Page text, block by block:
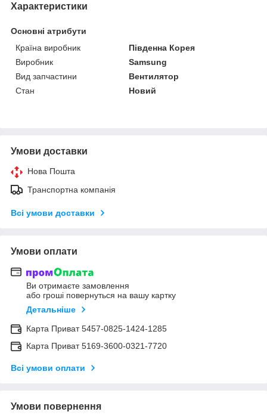
Характеристики
Основні атрибути
Країна виробник
Південна Корея
Виробник
Samsung
Вид запчастини
Вентилятор
Стан
Новий
Умови доставки
Нова Пошта
Транспортна компанія
Всі умови доставки
Умови оплати
Ви отримаєте замовлення
або гроші повернуться на вашу картку
Детальніше
Карта Приват 5457-0825-1424-1285
Карта Приват 5169-3600-0321-7720
Всі умови оплати
Умови повернення